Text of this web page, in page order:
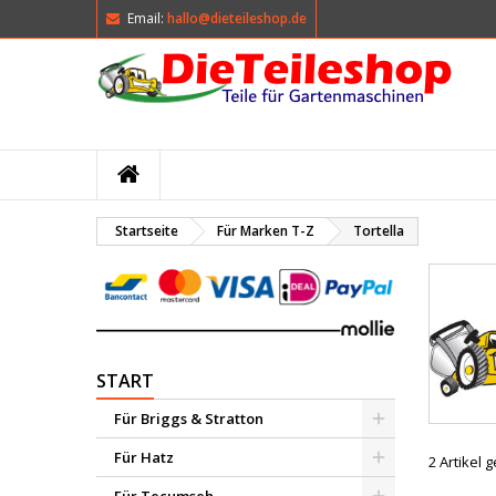
Email: hallo@dieteileshop.de
Startseite Für Marken T-Z Tortella
START
Für Briggs & Stratton
Für Hatz
2 Artikel